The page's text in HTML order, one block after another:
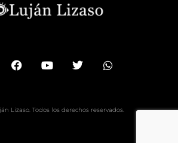
Lizaso. Todos los derechos reservados.